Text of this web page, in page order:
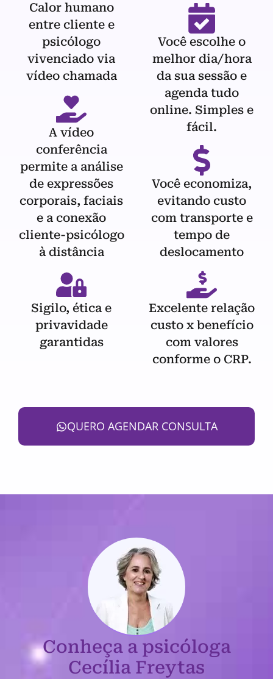
Calor humano
entre cliente e
psicólogo
vivenciado via
vídeo chamada
A vídeo
conferência
permite a análise
de expressões
corporais, faciais
e a conexão
cliente-psicólogo
à distância
Sigilo, ética e
privavidade
garantidas
Você escolhe o
melhor dia/hora
da sua sessão e
agenda tudo
online. Simples e
fácil.
Você economiza,
evitando custo
com transporte e
tempo de
deslocamento
Excelente relação
custo x benefício
com valores
conforme o CRP.
QUERO AGENDAR CONSULTA
Conheça a psicóloga
Cecília Freytas